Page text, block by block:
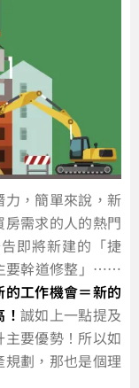
，簡單來說，新
需求的人的熱門
即將新建的「捷
要幹道修整」……
工作機會＝新的
誠如上一點提及
要優勢！所以如
劃，那也是個理